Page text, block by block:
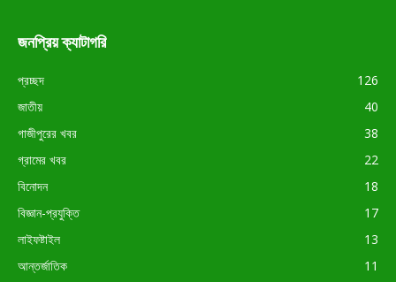
জনপ্রিয় ক্যাটাগরি
প্রচ্ছদ
126
জাতীয়
40
গাজীপুরের খবর
38
গ্রামের খবর
22
বিনোদন
18
বিজ্ঞান-প্রযুক্তি
17
লাইফষ্টাইল
13
আন্তর্জাতিক
11